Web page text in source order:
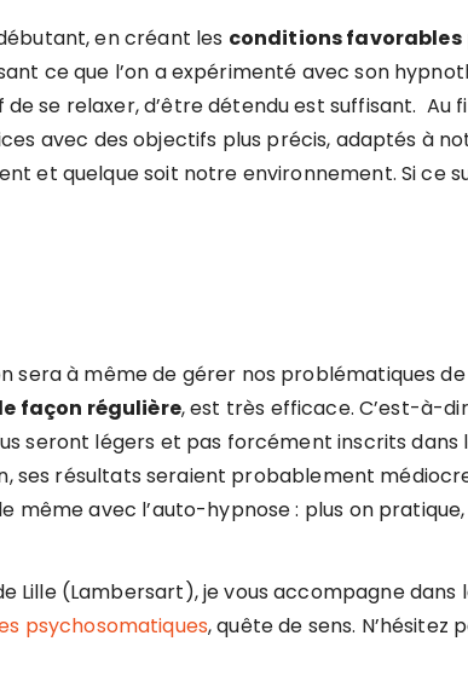
en créant les conditions favorables
ce que l’on a expérimenté avec son
se relaxer, d’être détendu est suffisant. Au
avec des objectifs plus précis, adaptés à
et quelque soit notre environnement. Si ce
sera à même de gérer nos problématiques
façon régulière, est très efficace. C’est-à-
seront légers et pas forcément inscrits dans
ses résultats seraient probablement
même avec l’auto-hypnose : plus on
(Lambersart), je vous accompagne dans
psychosomatiques, quête de sens. N’hésitez